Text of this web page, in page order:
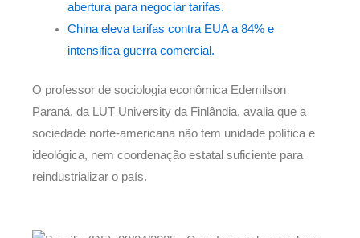
abertura para negociar tarifas.
China eleva tarifas contra EUA a 84% e
intensifica guerra comercial.
O professor de sociologia econômica Edemilson
Paraná, da LUT University da Finlândia, avalia que a
sociedade norte-americana não tem unidade política e
ideológica, nem coordenação estatal suficiente para
reindustrializar o país.